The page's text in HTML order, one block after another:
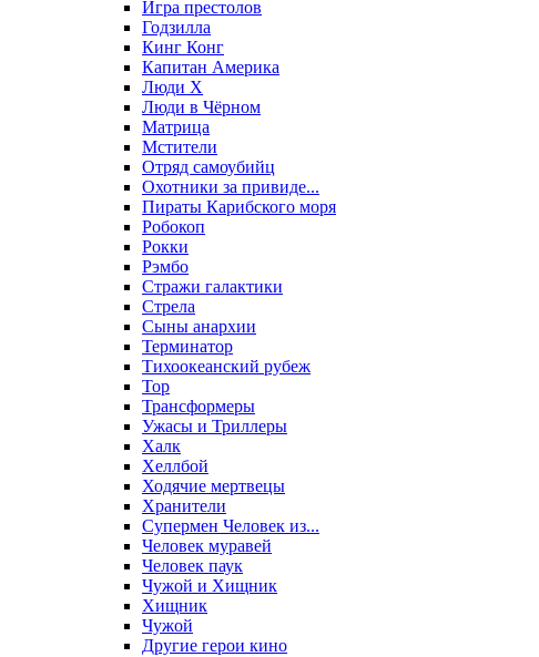
Игра престолов
Годзилла
Кинг Конг
Капитан Америка
Люди X
Люди в Чёрном
Матрица
Мстители
Отряд самоубийц
Охотники за привиде...
Пираты Карибского моря
Робокоп
Рокки
Рэмбо
Стражи галактики
Стрела
Сыны анархии
Терминатор
Тихоокеанский рубеж
Тор
Трансформеры
Ужасы и Триллеры
Халк
Хеллбой
Ходячие мертвецы
Хранители
Супермен Человек из...
Человек муравей
Человек паук
Чужой и Хищник
Хищник
Чужой
Другие герои кино